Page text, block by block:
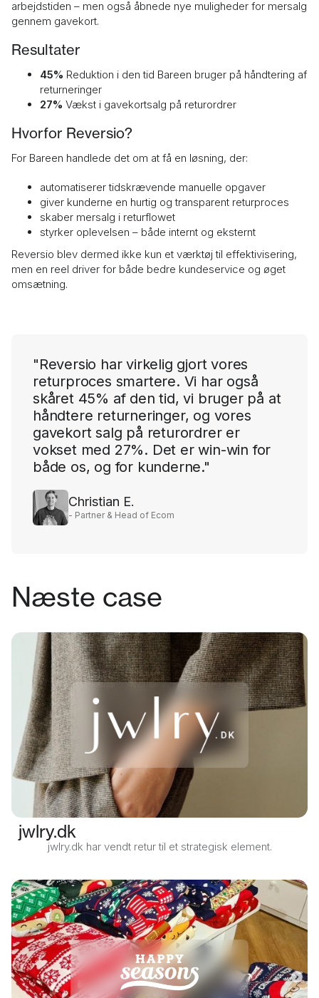
arbejdstiden – men også åbnede nye muligheder for mersalg
gennem gavekort.
Resultater
45% Reduktion i den tid Bareen bruger på håndtering af
returneringer
27% Vækst i gavekort­salg på returordrer
Hvorfor Reversio?
For Bareen handlede det om at få en løsning, der:
automatiserer tidskrævende manuelle opgaver
giver kunderne en hurtig og transparent returproces
skaber mersalg i returflowet
styrker oplevelsen – både internt og eksternt
Reversio blev dermed ikke kun et værktøj til effektivisering,
men en reel driver for både bedre kundeservice og øget
omsætning.
"Reversio har virkelig gjort vores
returproces smartere. Vi har også
skåret 45% af den tid, vi bruger på at
håndtere returneringer, og vores
gavekort salg på returordrer er
vokset med 27%. Det er win-win for
både os, og for kunderne."
Christian E.
- Partner & Head of Ecom
Næste case
jwlry.dk
jwlry.dk har vendt retur til et strategisk element.